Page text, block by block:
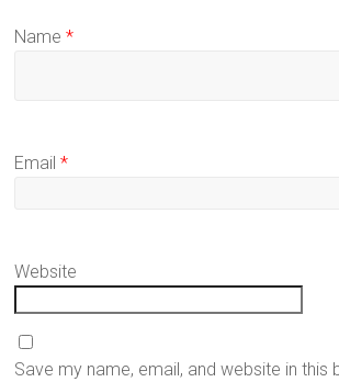
Name*
Email*
Website
Save my name, email, and website in this